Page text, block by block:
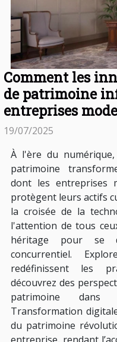
Comment les
de patrimoine
entreprises
19/07/2025
À l'ère du
patrimoine
dont les entreprises
protègent leurs actifs
la croisée de la
l'attention de tous
héritage pour se
concurrentiel.
redéfinissent les
découvrez des
patrimoine dans
Transformation
du patrimoine